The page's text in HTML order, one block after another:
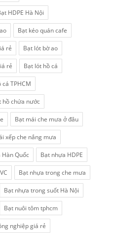
HDPE Hà Nội
Bạt kéo quán cafe
rẻ Bạt lót bờ ao
rẻ Bạt lót hồ cá
TPHCM
hồ chứa nước
Bạt mái che mưa ở đâu
xếp che nắng mưa
Quốc Bạt nhựa HDPE
Bạt nhựa trong che mưa
Bạt nhựa trong suốt Hà Nội
Bạt nuôi tôm tphcm
nghiệp giá rẻ